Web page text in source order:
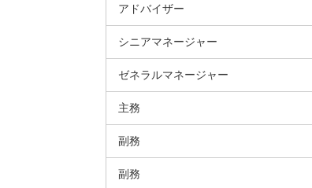
アドバイザー
シニアマネージャー
ゼネラルマネージャー
主務
副務
副務